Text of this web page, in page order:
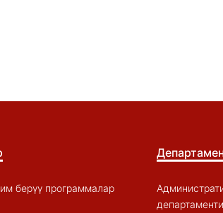
берүү программалар
департаменти